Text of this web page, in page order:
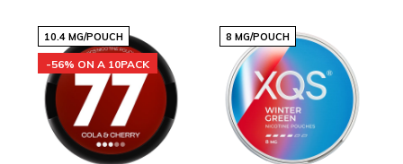
10.4 MG/POUCH
-56% ON A 10PACK
8 MG/POUCH